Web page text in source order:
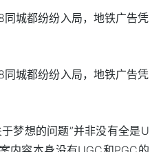
梦想的问题”并非没有全是U